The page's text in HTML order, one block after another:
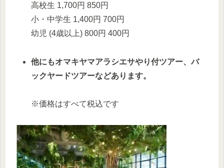
高校生 1,700円 850円
小・中学生 1,400円 700円
幼児 (4歳以上) 800円 400円
他にもオマキヤマアラシエサやり付ツアー、バ
ックヤードツアーなどあります。
※価格はすべて税込です